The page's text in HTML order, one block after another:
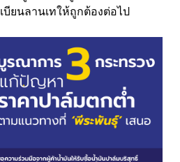
ยนลานเทให้ถูกต้องต่อไป